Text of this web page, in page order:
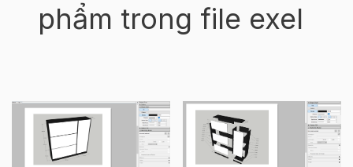
phẩm trong file exel